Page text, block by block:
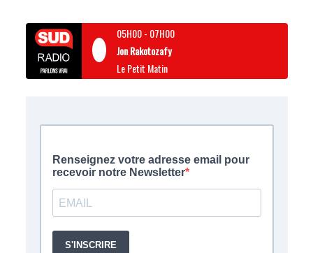
05H00- 07H00
Jon Rakotozafy
Le Petit Matin